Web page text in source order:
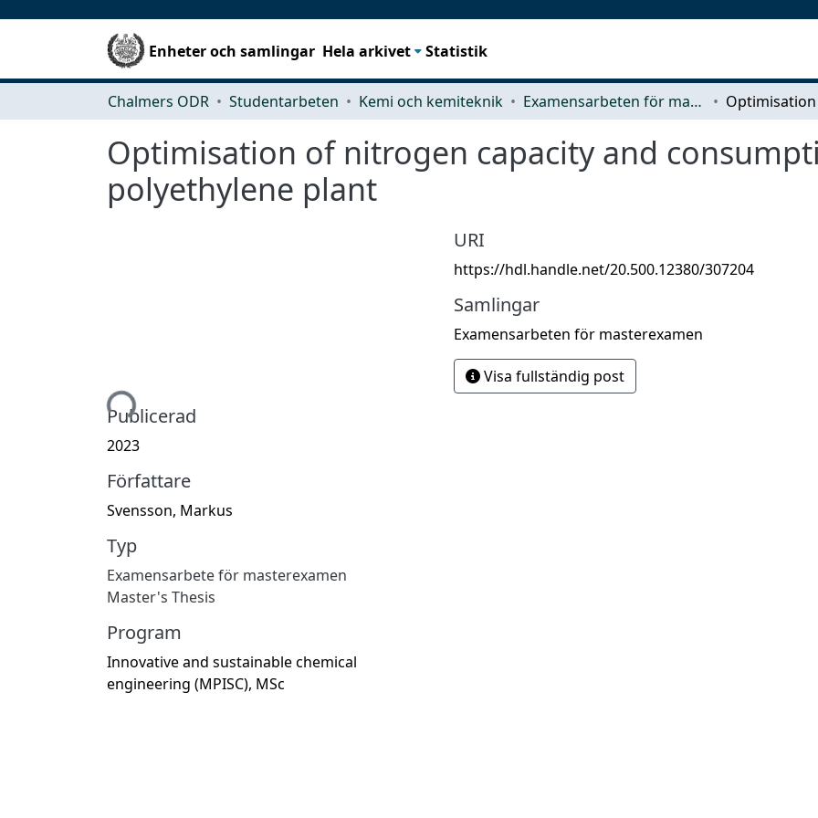
Enheter och samlingar Hela arkivet Statistik
Chalmers ODR Studentarbeten Kemi och kemiteknik Examensarbeten för masterexamen
Optimisation of nitrogen capacity and
polyethylene plant
Hämtar...
Publicerad
2023
Författare
Svensson, Markus
Typ
Examensarbete för masterexamen
Master's Thesis
Program
Innovative and sustainable chemical
engineering (MPISC), MSc
URI
https://hdl.handle.net/20.500.12380/307204
Samlingar
Examensarbeten för masterexamen
Visa fullständig post